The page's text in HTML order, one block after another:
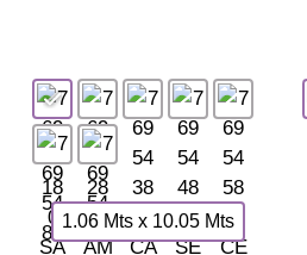
1.06 Mts x 10.05 Mts